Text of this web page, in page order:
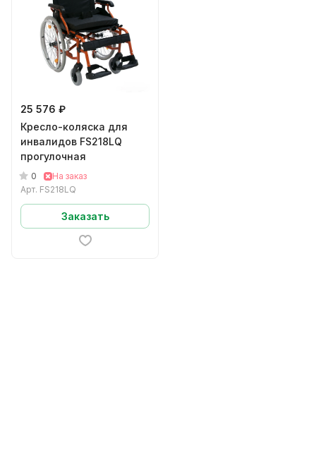
25 576 ₽
Кресло-коляска для
инвалидов FS218LQ
прогулочная
0
На заказ
Арт. FS218LQ
Заказать